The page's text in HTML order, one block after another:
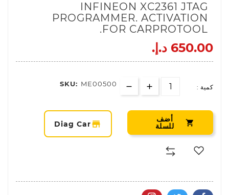
INFINEON XC2361 JTAG
PROGRAMMER. ACTIVATION
FOR CARPROTOOL.
650.00 د.إ.‏
كمية : SKU: ME00500
 أضف
للسلة storefront
Diag Car